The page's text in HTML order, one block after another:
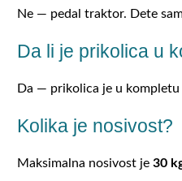
Ne — pedal traktor. Dete
Da li je prikolica u
Da — prikolica je u
Kolika je nosivost?
Maksimalna nosivost je 30